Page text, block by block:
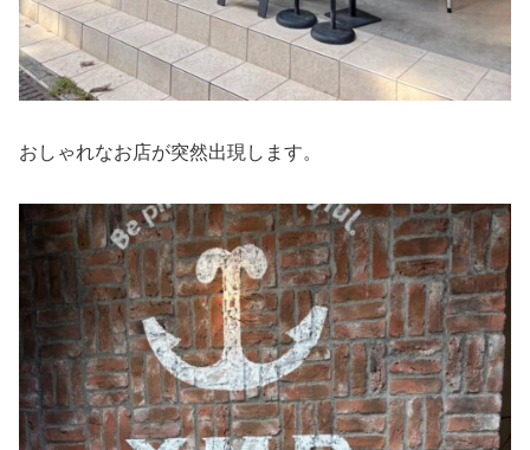
おしゃれなお店が突然出現します。